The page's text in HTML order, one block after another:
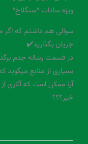
ویژه سادات *سنگلاخ*
سوالی هم داشتم که
جریان بگذارید✔️
در قسمت رساله جدم
بسیاری از منابع میگوید
آیا ممکن است که آثاری
خیر؟؟؟